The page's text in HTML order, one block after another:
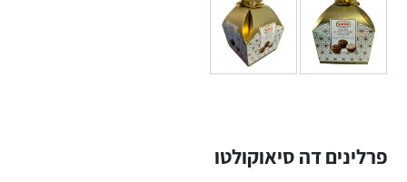
פרלינים דה סיאוקולטו